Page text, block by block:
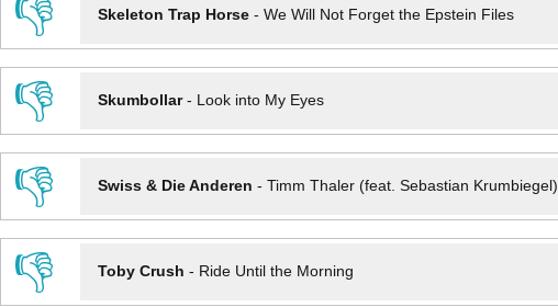
👎
Skeleton Trap Horse- We Will Not Forget the Epstein Files
👎
Skumbollar- Look into My Eyes
👎
Swiss & Die Anderen - Timm Thaler (feat. Sebastian Krumbiegel)
👎
Toby Crush - Ride Until the Morning